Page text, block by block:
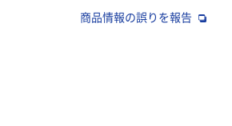
商品情報の誤りを報告